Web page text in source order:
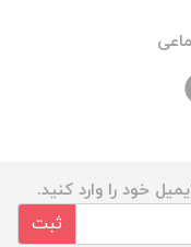
خود را وارد کنید.
ثبت